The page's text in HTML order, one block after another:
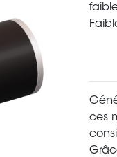
ces